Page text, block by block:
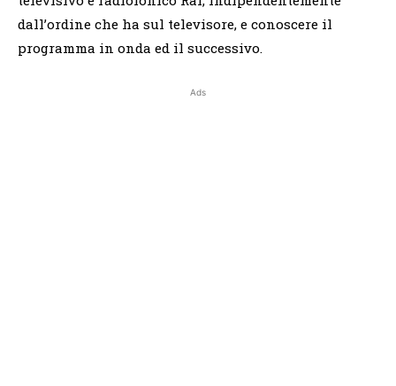
dall’ordine che ha sul televisore, e conoscere il
programma in onda ed il successivo.
Ads